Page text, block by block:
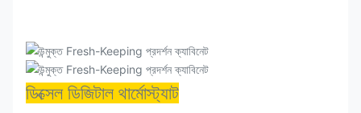
ডিক্সেল ডিজিটাল থার্মোস্ট্যাট